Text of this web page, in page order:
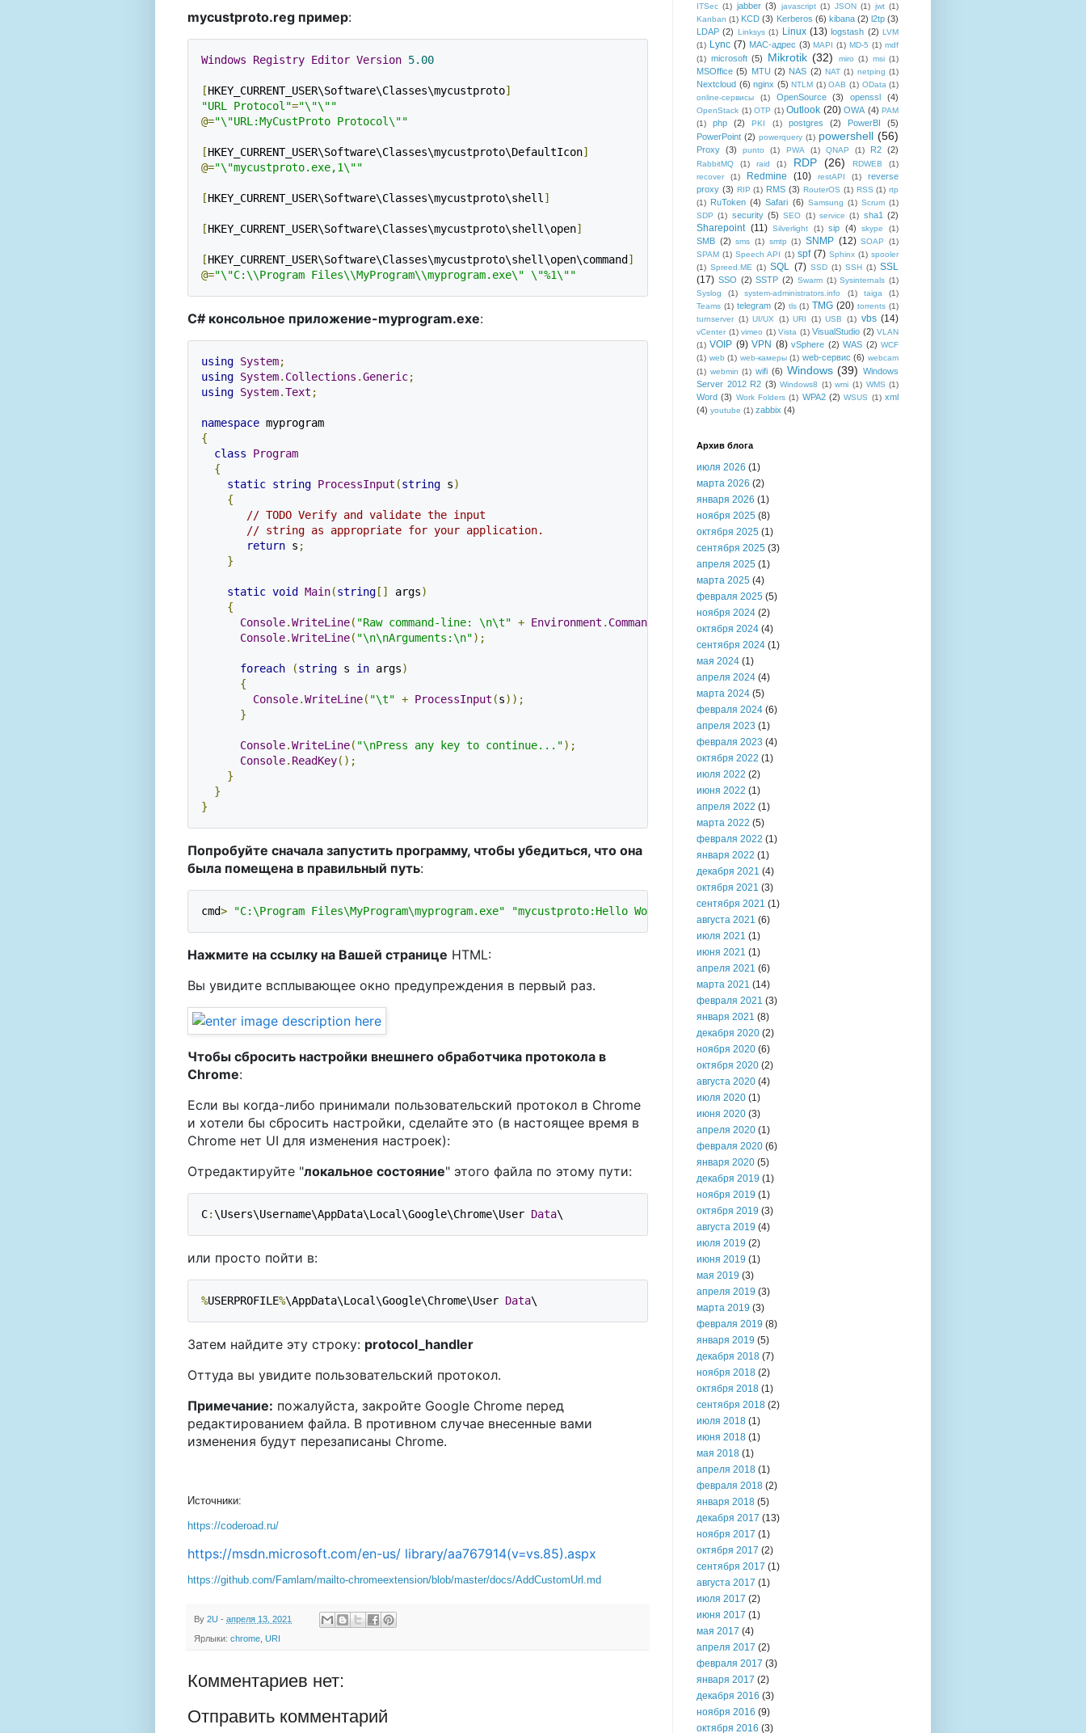
mycustproto.reg пример:
Windows Registry Editor Version 5.00
[HKEY_CURRENT_USER\Software\Classes\mycustproto]
"URL Protocol"="\"\""
@="\"URL:MyCustProto Protocol\""
[HKEY_CURRENT_USER\Software\Classes\mycustproto\DefaultIcon]
@="\"mycustproto.exe,1\""
[HKEY_CURRENT_USER\Software\Classes\mycustproto\shell]
[HKEY_CURRENT_USER\Software\Classes\mycustproto\shell\open]
[HKEY_CURRENT_USER\Software\Classes\mycustproto\shell\open\command ]
@="\"C:\\Program Files\\MyProgram\\myprogram.exe\" \"%1\""
C# консольное приложение-myprogram.exe:
using System;
using System. Collections .Generic;
using System.Text ;
namespace
{
class
Program
{
static string ProcessInput (string s)
{
// TODO Verify and validate the input
// string as appropriate for your application.
return s ;
}
static void Main(string [] args)
{
Console.WriteLine( "Raw command-line: \n\t" + Environment . CommandLine
Console.WriteLine( "\n\nArguments:\n");
foreach (string s in args)
{
Console.WriteLine( "\t" + ProcessInput (s));
}
Console.WriteLine( "\nPress any key to continue...");
Console. ReadKey();
}
}
}
Попробуйте сначала запустить программу, чтобы убедиться, что она
была помещена в правильный путь:
cmd> "C:\Program Files\MyProgram\myprogram.exe" "mycustproto:Hello World"
Нажмите на ссылку на Вашей странице HTML:
Вы увидите всплывающее окно предупреждения в первый раз.
Чтобы сбросить настройки внешнего обработчика протокола в
Chrome:
Если вы когда-либо принимали пользовательский протокол в Chrome
и хотели бы сбросить настройки, сделайте это (в настоящее время в
Chrome нет UI для изменения настроек):
Отредактируйте "локальное состояние" этого файла по этому пути:
C:\Users\Username\AppData\Local\Google\Chrome\User Data\
или просто пойти в:
%USERPROFILE%\AppData\Local\Google\Chrome\User Data\
Затем найдите эту строку: protocol_handler
Оттуда вы увидите пользовательский протокол.
Примечание: пожалуйста, закройте Google Chrome перед
редактированием файла. В противном случае внесенные вами
изменения будут перезаписаны Chrome.
Источники:
https://coderoad.ru/
https://msdn.microsoft.com/en-us/ library/aa767914(v=vs.85).aspx
https://github.com/Famlam/mailto-chromeextension/blob/master/docs/AddCustomUrl.md
By 2U - апреля 13, 2021
Ярлыки: chrome URI
Комментариев нет:
Отправить комментарий
ITSec (1) jabber (3) javascript (1) JSON (1) jwt (1)
Kanban (1) KCD (3) Kerberos (6) kibana (2) l2tp (3)
LDAP (2) Linksys (1) Linux (13) logstash (2) LVM
(1) Lync (7) MAC-адрес (3) MAPI (1) MD-5 (1) mdf
(1) microsoft (5) Mikrotik (32) miro (1) msi (1)
MSOffice (5) MTU (2) NAS (2) NAT (1) netping (1)
Nextcloud (6) nginx (5) NTLM (1) OAB (1) OData (1)
online-сервисы
(1) OpenSource (3) openssl (4)
OpenStack (1) OTP (1) Outlook (20) OWA (4) PAM
(1)
php (2) PKI (1) postgres (2) PowerBI
(5)
PowerPoint (2) powerquery (1) powershell (56)
Proxy (3) punto (1) PWA (1) QNAP (1) R2 (2)
RabbitMQ (1) raid (1) RDP (26) RDWEB
(1)
recover
(1) Redmine (10) restAPI (1)
reverse
proxy (3) RIP (1) RMS (3) RouterOS (1) RSS (1) rtp
(1) RuToken (4) Safari (6) Samsung (1) Scrum (1)
SDP (1) security (5) SEO (1) service (1) sha1 (2)
Sharepoint (11) Silverlight (1) sip (4) skype (1)
SMB (2) sms (1) smtp (1) SNMP (12) SOAP
(1)
SPAM (1) Speech API (1) spf (7) Sphinx (1) spooler
(1) Spreed.ME (1) SQL (7) SSD (1) SSH (1) SSL
(17) SSO (2) SSTP (2) Swarm (1) Sysinternals (1)
Syslog
(1) system-administrators.info (1) taiga
(1)
Teams (1) telegram (2) tls (1) TMG (20) torrents (1)
turnserver (1) UI/UX (1) URI (1) USB (1) vbs (14)
vCenter (1) vimeo (1) Vista (1) VisualStudio (2) VLAN
(1) VOIP (9) VPN (8) vSphere (2) WAS (2) WCF
(1) web (1) web-камеры (1) web-сервис (6) webcam
(1) webmin (1) wifi (6) Windows (39) Windows
Server 2012 R2 (3) Windows8 (1) wmi (1) WMS (1)
Word (3) Work Folders (1) WPA2 (2) WSUS (1) xml
(4) youtube (1) zabbix (4)
Архив блога
июля 2026 (1)
марта 2026 (2)
января 2026 (1)
ноября 2025 (8)
октября 2025 (1)
сентября 2025 (3)
апреля 2025 (1)
марта 2025 (4)
февраля 2025 (5)
ноября 2024 (2)
октября 2024 (4)
сентября 2024 (1)
мая 2024 (1)
апреля 2024 (4)
марта 2024 (5)
февраля 2024 (6)
апреля 2023 (1)
февраля 2023 (4)
октября 2022 (1)
июля 2022 (2)
июня 2022 (1)
апреля 2022 (1)
марта 2022 (5)
февраля 2022 (1)
января 2022 (1)
декабря 2021 (4)
октября 2021 (3)
сентября 2021 (1)
августа 2021 (6)
июля 2021 (1)
июня 2021 (1)
апреля 2021 (6)
марта 2021 (14)
февраля 2021 (3)
января 2021 (8)
декабря 2020 (2)
ноября 2020 (6)
октября 2020 (2)
августа 2020 (4)
июля 2020 (1)
июня 2020 (3)
апреля 2020 (1)
февраля 2020 (6)
января 2020 (5)
декабря 2019 (1)
ноября 2019 (1)
октября 2019 (3)
августа 2019 (4)
июля 2019 (2)
июня 2019 (1)
мая 2019 (3)
апреля 2019 (3)
марта 2019 (3)
февраля 2019 (8)
января 2019 (5)
декабря 2018 (7)
ноября 2018 (2)
октября 2018 (1)
сентября 2018 (2)
июля 2018 (1)
июня 2018 (1)
мая 2018 (1)
апреля 2018 (1)
февраля 2018 (2)
января 2018 (5)
декабря 2017 (13)
ноября 2017 (1)
октября 2017 (2)
сентября 2017 (1)
августа 2017 (1)
июля 2017 (2)
июня 2017 (1)
мая 2017 (4)
апреля 2017 (2)
февраля 2017 (3)
января 2017 (2)
декабря 2016 (3)
ноября 2016 (9)
октября 2016 (3)